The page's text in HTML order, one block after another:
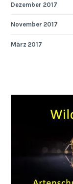
Dezember 2017
November 2017
März 2017